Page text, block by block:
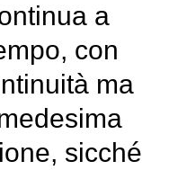
a
con
ma
sicché